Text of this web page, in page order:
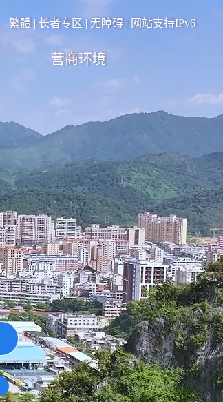
繁體| 长者专区| 无障碍| 网站支持IPv6
营商环境